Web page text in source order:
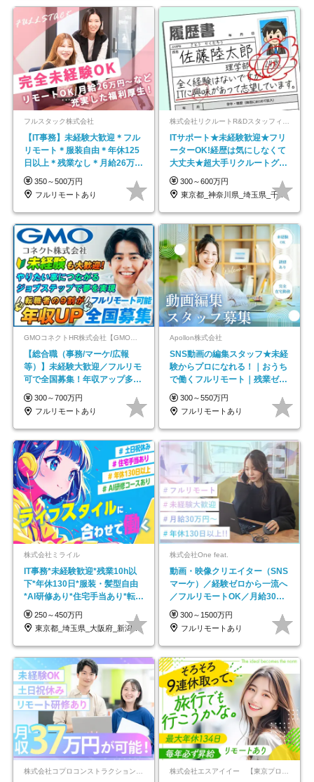
フルスタック株式会社
【IT事務】未経験大歓迎＊フル
リモート＊服装自由＊年休125
日以上＊残業なし＊月給26万円
以上
350～500万円
フルリモートあり
ITサポート★未経験歓迎★フリ
ーターOK!経歴は気にしなくて
大丈夫★超大手リクルートグル
ープの正社員/sg
300～600万円
東京都_神奈川県_埼玉県_千葉県_大阪府…
GMOコネクトHR株式会社【GMOインターネットグループ】
【総合職（事務/マーケ/広報
等）】未経験大歓迎／フルリモ
可で全国募集！年収アップ多数
★年休最大130日★
300～700万円
フルリモートあり
Apollon株式会社
SNS動画の編集スタッフ★未経
験からプロになれる！｜おうち
で働くフルリモート｜残業ゼロ
で18時退勤◎
300～550万円
フルリモートあり
株式会社ミライル
IT事務*未経験歓迎*残業10h以
下*年休130日*服装・髪型自由
*AI研修あり*住宅手当あり*転勤
なし
250～450万円
東京都_埼玉県_大阪府_新潟県_福岡県
株式会社One feat.
動画・映像クリエイター（SNS
マーケ）／経験ゼロから一流へ
／フルリモートOK／月給30万
円～／年休130日以上
300～1500万円
フルリモートあり